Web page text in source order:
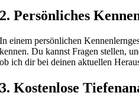
2. Persönliches
In einem persönlichen
kennen. Du kannst Fragen stellen,
ob ich dir bei deinen aktuellen
3. Kostenlose